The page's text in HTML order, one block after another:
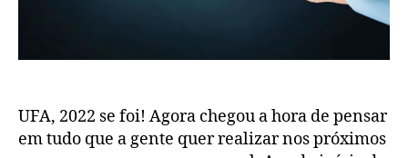
UFA, 2022 se foi! Agora chegou a hora de pensar
em tudo que a gente quer realizar nos próximos